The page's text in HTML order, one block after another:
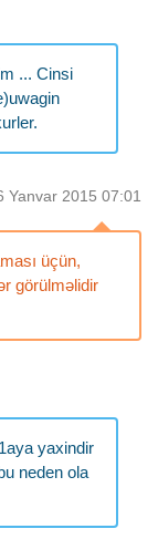
... Cinsi
Yanvar 2015 07:01
üçün,
görülməlidir
yaxindir
neden ola